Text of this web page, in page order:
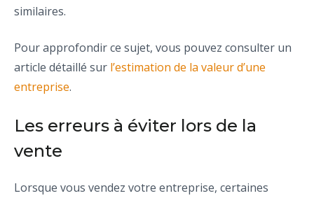
similaires.
Pour approfondir ce sujet, vous pouvez consulter un
article détaillé sur l’estimation de la valeur d’une
entreprise.
Les erreurs à éviter lors de la
vente
Lorsque vous vendez votre entreprise, certaines